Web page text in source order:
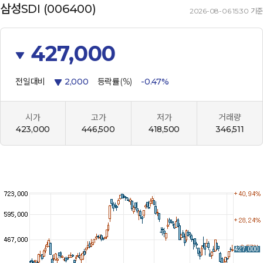
삼성SDI (006400) 2026-08-06 15:30 기준
427,000
전일대비 2,000 등락률(%) -0.47%
시가
423,000
고가
446,500
저가
418,500
거래량
346,511